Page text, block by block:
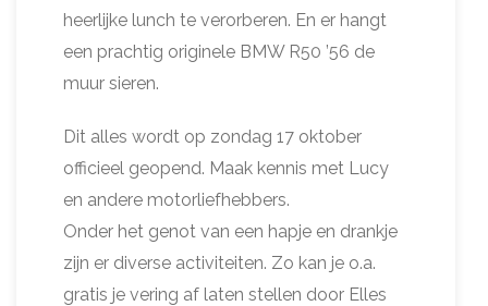
heerlijke lunch te verorberen. En er hangt
een prachtig originele BMW R50 ’56 de
muur sieren.
Dit alles wordt op zondag 17 oktober
officieel geopend. Maak kennis met Lucy
en andere motorliefhebbers.
Onder het genot van een hapje en drankje
zijn er diverse activiteiten. Zo kan je o.a.
gratis je vering af laten stellen door Elles